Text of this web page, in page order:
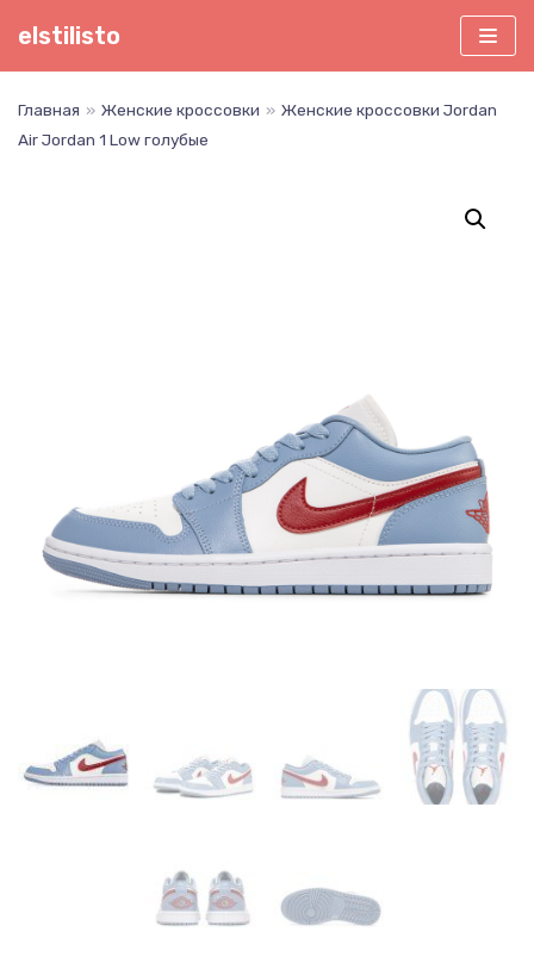
Перейти
elstilisto
Главная » Женские кроссовки » Женские кроссовки Jordan
Air Jordan 1 Low голубые